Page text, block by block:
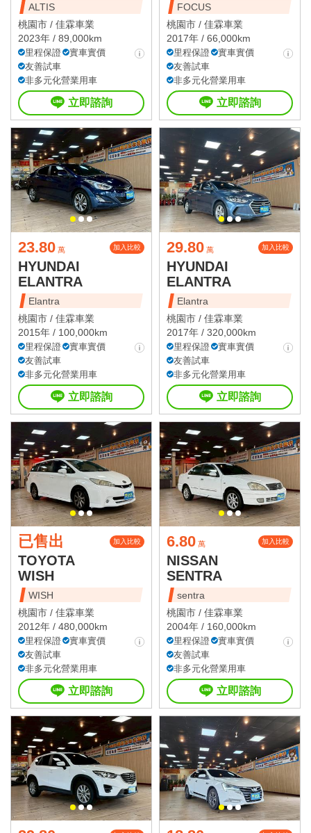
ALTIS
桃園市 / 佳霖車業
2023年 / 89,000km
里程保證
實車實價
友善試車
非多元化營業用車
立即諮詢
FOCUS
桃園市 / 佳霖車業
2017年 / 66,000km
里程保證
實車實價
友善試車
非多元化營業用車
立即諮詢
23.80 萬 加入比較
HYUNDAI
ELANTRA
Elantra
桃園市 / 佳霖車業
2015年 / 100,000km
里程保證
實車實價
友善試車
非多元化營業用車
立即諮詢
29.80 萬 加入比較
HYUNDAI
ELANTRA
Elantra
桃園市 / 佳霖車業
2017年 / 320,000km
里程保證
實車實價
友善試車
非多元化營業用車
立即諮詢
已售出 加入比較
TOYOTA
WISH
WISH
桃園市 / 佳霖車業
2012年 / 480,000km
里程保證
實車實價
友善試車
非多元化營業用車
立即諮詢
6.80 萬 加入比較
NISSAN
SENTRA
sentra
桃園市 / 佳霖車業
2004年 / 160,000km
里程保證
實車實價
友善試車
非多元化營業用車
立即諮詢